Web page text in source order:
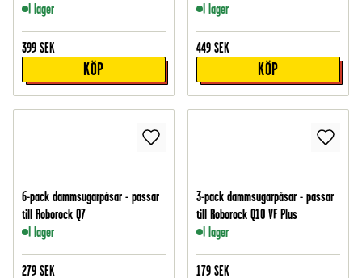
I lager
399 SEK
KÖP
I lager
449 SEK
KÖP
6-pack dammsugarpåsar - passar
till Roborock Q7
I lager
279 SEK
3-pack dammsugarpåsar - passar
till Roborock Q10 VF Plus
I lager
179 SEK